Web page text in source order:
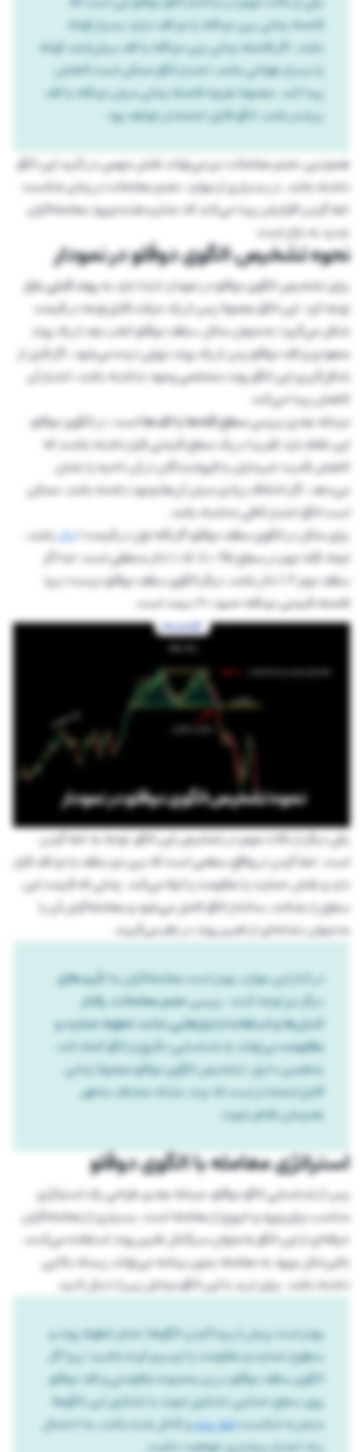
فاصله زمانی بین دو قله یا دو کف نباید بسیار کوتاه
باشد. اگر فاصله زمانی بین دو قله یا کف بیش‌ازحد کوتاه
یا بسیار طولانی باشد، اعتبار الگو ممکن است کاهش
پیدا کند. معمولا هرچه فاصله زمانی میان دو قله یا کف
بیشتر باشد، الگو قابل اعتمادتر خواهد بود.
همچنین حجم معاملات نیز می‌تواند نقش مهمی در تأیید این الگو
داشته باشد. در بسیاری از موارد، حجم معاملات در زمان شکست
خط گردن افزایش پیدا می‌کند که نشان‌دهنده ورود معامله‌گران
جدید به بازار است.
نحوه تشخیص الگوی دوقلو در نمودار
برای تشخیص الگوی دوقلو در نمودار، ابتدا باید بهروند قبلی بازار
توجه کرد. این الگو معمولا پس از یک حرکت قابل‌توجه در قیمت
شکل می‌گیرد؛ به‌عنوان مثال، سقف دوقلو اغلب بعد از یک روند
صعودی و کف دوقلو پس از یک روند نزولی دیده می‌شود. اگر قبل از
شکل‌گیری این الگو روند مشخصی وجود نداشته باشد، اعتبار آن
کاهش پیدا می‌کند.
مرحله بعدی بررسیسطح قله‌ها یا کف‌هااست. در الگوی دوقلو،
این نقاط باید تقریبا در یک سطح قیمتی قرار داشته باشند که
کاهش قدرت خریداران یا فروشندگان در آن ناحیه را نشان
می‌دهد. اگر اختلاف زیادی میان آن‌ها وجود داشته باشد، ممکن
است الگو اعتبار کافی نداشته باشد.
برای مثال در الگوی سقف دوقلو اگر قله اول در قیمت 1 دلارباشد،
ایجاد قله دوم در سطح 0.95 تا 1.05 دلار منطقی است. اما اگر
سقف دوم 1.2 دلار باشد، دیگر الگوی سقف دوقلو نیست؛ زیرا
فاصله قیمتی دو قله حدود 20 درصد است.
یکی دیگر از نکات مهم در تشخیص این الگو، توجه به خط گردن
است. خط گردن در واقع سطحی است که بین دو سقف یا دو کف قرار
دارد و نقش حمایت یا مقاومت را ایفا می‌کند. زمانی که قیمت این
سطح را بشکند، ساختار الگو کامل می‌شود و معامله‌گران آن را
به‌عنوان نشانه‌ای از تغییر روند در نظر می‌گیرند.
در کنار این موارد، بهتر است معامله‌گران بهتأییدهای
دیگر نیز توجه کنند. بررسیحجم معاملات، رفتار
کندل‌ها و استفاده از ابزارهایی مانند خطوط حمایت و
مقاومتمی‌تواند به شناسایی دقیق‌تر الگو کمک کند.
به‌همین دلیل، تشخیص الگوی دوقلو معمولا زمانی
قابل‌اعتمادتر است که چند نشانه مختلف به‌طور
همزمان ظاهر شوند.
استراتژی معامله با الگوی دوقلو
پس از شناسایی الگو دوقلو، مرحله بعدی طراحی یک استراتژی
مناسب برای ورود و خروج از معامله است. بسیاری از معامله‌گران
حرفه‌ای از این الگو به‌عنوان سیگنال تغییر روند استفاده می‌کنند.
بااین‌حال، ورود به معامله بدون برنامه می‌تواند ریسک بالایی
داشته باشد. برای ترید با این الگو مراحل زیر را دنبال کنید.
بهتر است پیش از پیداکردن الگوها، تمام خطوط روند و
سطوح حمایت و مقاومت را ترسیم کرده باشید؛ زیرا اگر
الگوی سقف دوقلو در زیر محدوده مقاومتی و کف دوقلو
روی سطح حمایتی تشکیل شوند یا تشکیل این الگوها
منجر به شکستخط روندو کانال شده باشد، به احتمال
زیاد اعتبار بیشتری خواهند داشت.